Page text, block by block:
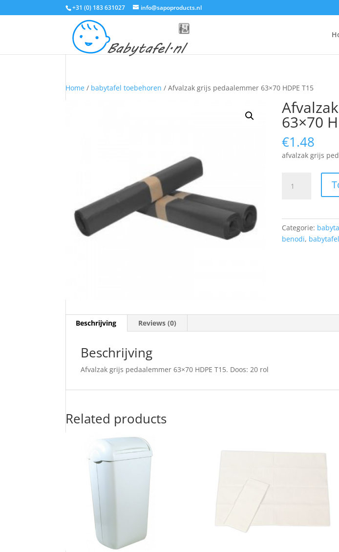
+31 (0) 183 631027 info@sapoproducts.nl
Home / babytafel toebehoren / Afvalzak grijs pedaalemmer 63×70 HDPE T15
63×70
€1.48
afvalzak grijs
grijs
pedaalemmer
T15
quantity
Categorie:
benodi,
Beschrijving Reviews (0)
Beschrijving
Afvalzak grijs pedaalemmer 63×70 HDPE T15. Doos: 20 rol
Related products